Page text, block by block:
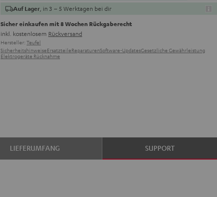
Auf Lager , in 3 – 5 Werktagen bei dir
Sicher einkaufen mit 8 Wochen Rückgaberecht
inkl. kostenlosem Rückversand
Hersteller: Teufel
SicherheitshinweiseErsatzteileReparaturenSoftware-UpdatesGesetzliche Gewährleistung
Elektrogeräte Rücknahme
LIEFERUMFANG SUPPORT